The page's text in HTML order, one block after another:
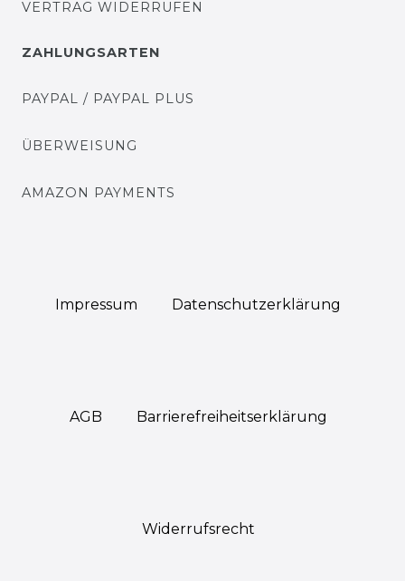
VERTRAG WIDERRUFEN
ZAHLUNGSARTEN
PAYPAL / PAYPAL PLUS
ÜBERWEISUNG
AMAZON PAYMENTS
Impressum Daten­schutz­erklärung
AGB Barrierefreiheitserklärung
Widerrufs­recht